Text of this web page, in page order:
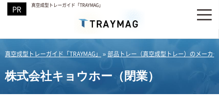
真空成型トレーガイド「TRAYMAG」
真空成型トレーガイド「TRAYMAG」 » 部品トレー（真空成型トレー）のメーカ
株式会社キョウホー（閉業）